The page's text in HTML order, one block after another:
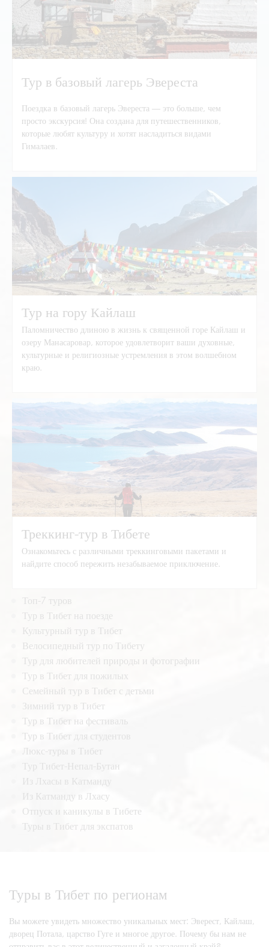
Тур в базовый лагерь Эвереста
Поездка в базовый лагерь Эвереста — это больше, чем
просто экскурсия! Она создана для путешественников,
которые любят культуру и хотят насладиться видами
Гималаев.
Тур в базовый лагерь Эвереста
Тур на гору Кайлаш
Паломничество длиною в жизнь к священной горе Кайлаш и
озеру Манасаровар, которое удовлетворит ваши духовные,
культурные и религиозные устремления в этом волшебном
краю.
Треккинг-тур в Тибете
Ознакомьтесь с различными треккинговыми пакетами и
найдите способ пережить незабываемое приключение.
Треккинг-тур в Тибете
Топ-7 туров
Тур в Тибет на поезде
Культурный тур в Тибет
Велосипедный тур по Тибету
Тур для любителей природы и фотографии
Тур в Тибет для пожилых
Семейный тур в Тибет с детьми
Зимний тур в Тибет
Тур в Тибет на фестиваль
Тур в Тибет для студентов
Люкс-туры в Тибет
Тур Тибет-Непал-Бутан
Из Лхасы в Катманду
Из Катманду в Лхасу
Отпуск и каникулы в Тибете
Туры в Тибет для экспатов
Туры в Тибет по регионам
Вы можете увидеть множество уникальных мест: Эверест, Кайлаш,
дворец Потала, царство Гуге и многое другое. Почему бы нам не